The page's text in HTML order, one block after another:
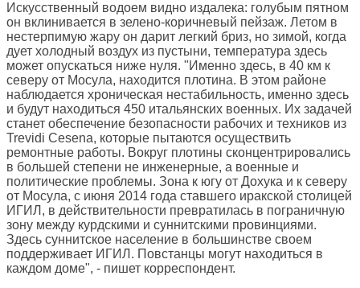
Искусственный водоем видно издалека: голубым пятном
он вклинивается в зелено-коричневый пейзаж. Летом в
нестерпимую жару он дарит легкий бриз, но зимой, когда
дует холодный воздух из пустыни, температура здесь
может опускаться ниже нуля. "Именно здесь, в 40 км к
северу от Мосула, находится плотина. В этом районе
наблюдается хроническая нестабильность, именно здесь
и будут находиться 450 итальянских военных. Их задачей
станет обеспечение безопасности рабочих и техников из
Trevidi Cesena, которые пытаются осуществить
ремонтные работы. Вокруг плотины сконцентрировались
в большей степени не инженерные, а военные и
политические проблемы. Зона к югу от Дохука и к северу
от Мосула, с июня 2014 года ставшего иракской столицей
ИГИЛ, в действительности превратилась в пограничную
зону между курдскими и суннитскими провинциями.
Здесь суннитское население в большинстве своем
поддерживает ИГИЛ. Повстанцы могут находиться в
каждом доме", - пишет корреспондент.